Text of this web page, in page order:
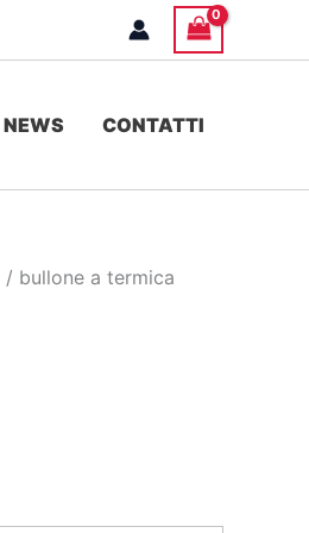
NEWS CONTATTI
/ bullone a termica